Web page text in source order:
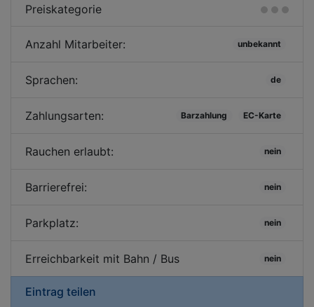
Preiskategorie
Anzahl Mitarbeiter: unbekannt
Sprachen: de
Zahlungsarten: Barzahlung EC-Karte
Rauchen erlaubt: nein
Barrierefrei: nein
Parkplatz: nein
Erreichbarkeit mit Bahn / Bus nein
Eintrag teilen